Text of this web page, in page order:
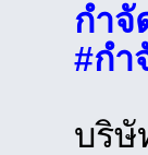
กำ
#กํา
บริษั